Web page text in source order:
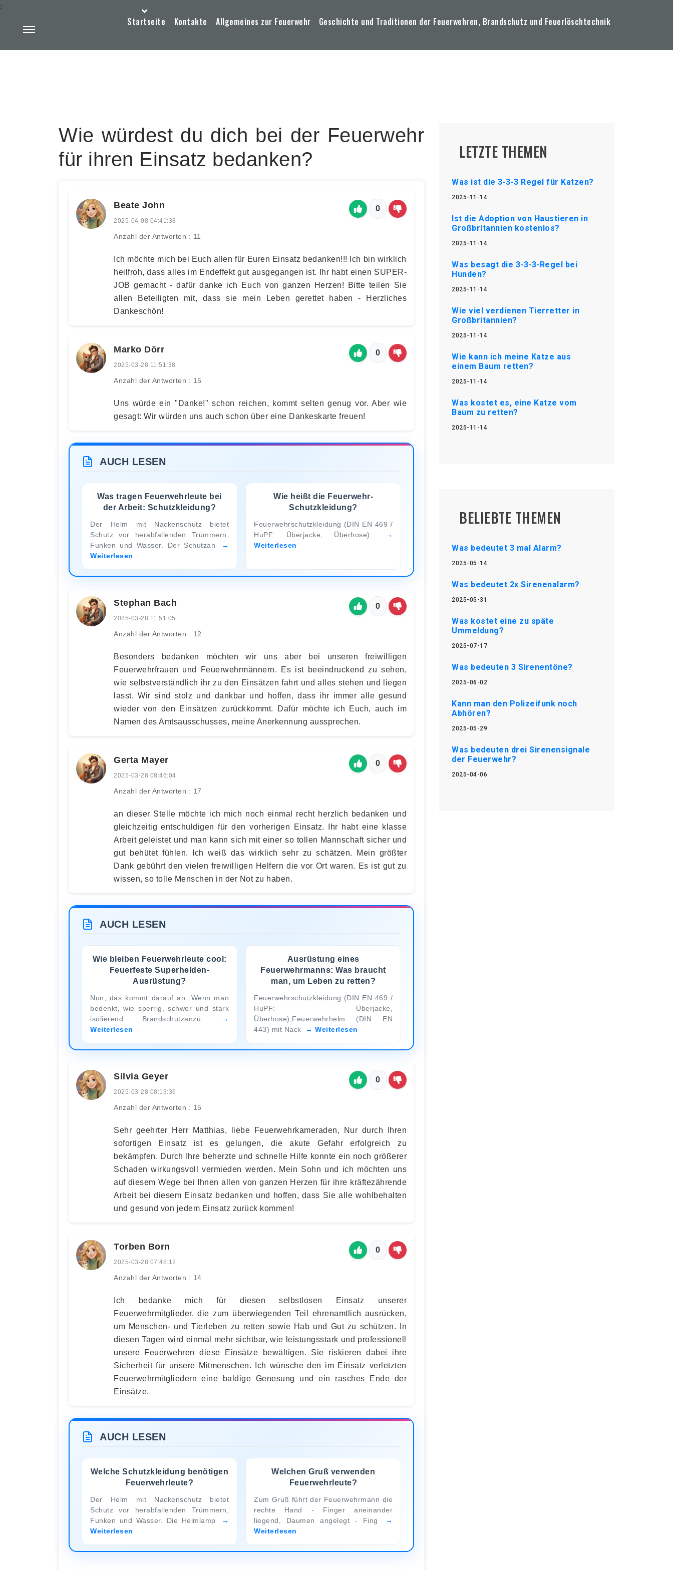
Startseite Kontakte Allgemeines zur Feuerwehr Geschichte und Traditionen der Feuerwehren, Brandschutz und Feuerlöschtechnik
:
Wie würdest du dich bei der Feuerwehr
für ihren Einsatz bedanken?
Beate John
2025-04-08 04:41:38
Anzahl der Antworten : 11
0
Ich möchte mich bei Euch allen für Euren Einsatz bedanken!!! Ich bin wirklich
heilfroh, dass alles im Endeffekt gut ausgegangen ist. Ihr habt einen SUPER-
JOB gemacht - dafür danke ich Euch von ganzen Herzen! Bitte teilen Sie
allen Beteiligten mit, dass sie mein Leben gerettet haben - Herzliches
Dankeschön!
Marko Dörr
2025-03-28 11:51:38
Anzahl der Antworten : 15
0
Uns würde ein "Danke!" schon reichen, kommt selten genug vor. Aber wie
gesagt: Wir würden uns auch schon über eine Dankeskarte freuen!
AUCH LESEN
Was tragen Feuerwehrleute bei
der Arbeit: Schutzkleidung?
Der Helm mit Nackenschutz bietet
Schutz vor herabfallenden Trümmern,
Funken und Wasser. Der Schutzan
Weiterlesen
Wie heißt die Feuerwehr-
Schutzkleidung?
Feuerwehrschutzkleidung (DIN EN 469 /
HuPF: Überjacke, Überhose).
Weiterlesen
Stephan Bach
2025-03-28 11:51:05
Anzahl der Antworten : 12
0
Besonders bedanken möchten wir uns aber bei unseren freiwilligen
Feuerwehrfrauen und Feuerwehrmännern. Es ist beeindruckend zu sehen,
wie selbstverständlich ihr zu den Einsätzen fahrt und alles stehen und liegen
lasst. Wir sind stolz und dankbar und hoffen, dass ihr immer alle gesund
wieder von den Einsätzen zurückkommt. Dafür möchte ich Euch, auch im
Namen des Amtsausschusses, meine Anerkennung aussprechen.
Gerta Mayer
2025-03-28 08:46:04
Anzahl der Antworten : 17
0
an dieser Stelle möchte ich mich noch einmal recht herzlich bedanken und
gleichzeitig entschuldigen für den vorherigen Einsatz. Ihr habt eine klasse
Arbeit geleistet und man kann sich mit einer so tollen Mannschaft sicher und
gut behütet fühlen. Ich weiß das wirklich sehr zu schätzen. Mein größter
Dank gebührt den vielen freiwilligen Helfern die vor Ort waren. Es ist gut zu
wissen, so tolle Menschen in der Not zu haben.
AUCH LESEN
Wie bleiben Feuerwehrleute cool:
Feuerfeste Superhelden-
Ausrüstung?
Nun, das kommt darauf an. Wenn man
bedenkt, wie sperrig, schwer und stark
isolierend Brandschutzanzü
Weiterlesen
Ausrüstung eines
Feuerwehrmanns: Was braucht
man, um Leben zu retten?
Feuerwehrschutzkleidung (DIN EN 469 /
HuPF: Überjacke,
Überhose),Feuerwehrhelm (DIN EN
443) mit Nack
Weiterlesen
Silvia Geyer
2025-03-28 08:13:36
Anzahl der Antworten : 15
0
Sehr geehrter Herr Matthias, liebe Feuerwehrkameraden, Nur durch Ihren
sofortigen Einsatz ist es gelungen, die akute Gefahr erfolgreich zu
bekämpfen. Durch Ihre beherzte und schnelle Hilfe konnte ein noch größerer
Schaden wirkungsvoll vermieden werden. Mein Sohn und ich möchten uns
auf diesem Wege bei Ihnen allen von ganzen Herzen für ihre kräftezährende
Arbeit bei diesem Einsatz bedanken und hoffen, dass Sie alle wohlbehalten
und gesund von jedem Einsatz zurück kommen!
Torben Born
2025-03-28 07:48:12
Anzahl der Antworten : 14
0
Ich bedanke mich für diesen selbstlosen Einsatz unserer
Feuerwehrmitglieder, die zum überwiegenden Teil ehrenamtlich ausrücken,
um Menschen- und Tierleben zu retten sowie Hab und Gut zu schützen. In
diesen Tagen wird einmal mehr sichtbar, wie leistungsstark und professionell
unsere Feuerwehren diese Einsätze bewältigen. Sie riskieren dabei ihre
Sicherheit für unsere Mitmenschen. Ich wünsche den im Einsatz verletzten
Feuerwehrmitgliedern eine baldige Genesung und ein rasches Ende der
Einsätze.
AUCH LESEN
Welche Schutzkleidung benötigen
Feuerwehrleute?
Der Helm mit Nackenschutz bietet
Schutz vor herabfallenden Trümmern,
Funken und Wasser. Die Helmlamp
Weiterlesen
Welchen Gruß verwenden
Feuerwehrleute?
Zum Gruß führt der Feuerwehrmann die
rechte Hand - Finger aneinander
liegend, Daumen angelegt - Fing
Weiterlesen
LETZTE THEMEN
Was ist die 3-3-3 Regel für Katzen?
2025-11-14
Ist die Adoption von Haustieren in
Großbritannien kostenlos?
2025-11-14
Was besagt die 3-3-3-Regel bei
Hunden?
2025-11-14
Wie viel verdienen Tierretter in
Großbritannien?
2025-11-14
Wie kann ich meine Katze aus
einem Baum retten?
2025-11-14
Was kostet es, eine Katze vom
Baum zu retten?
2025-11-14
BELIEBTE THEMEN
Was bedeutet 3 mal Alarm?
2025-05-14
Was bedeutet 2x Sirenenalarm?
2025-05-31
Was kostet eine zu späte
Ummeldung?
2025-07-17
Was bedeuten 3 Sirenentöne?
2025-06-02
Kann man den Polizeifunk noch
Abhören?
2025-05-29
Was bedeuten drei Sirenensignale
der Feuerwehr?
2025-04-06